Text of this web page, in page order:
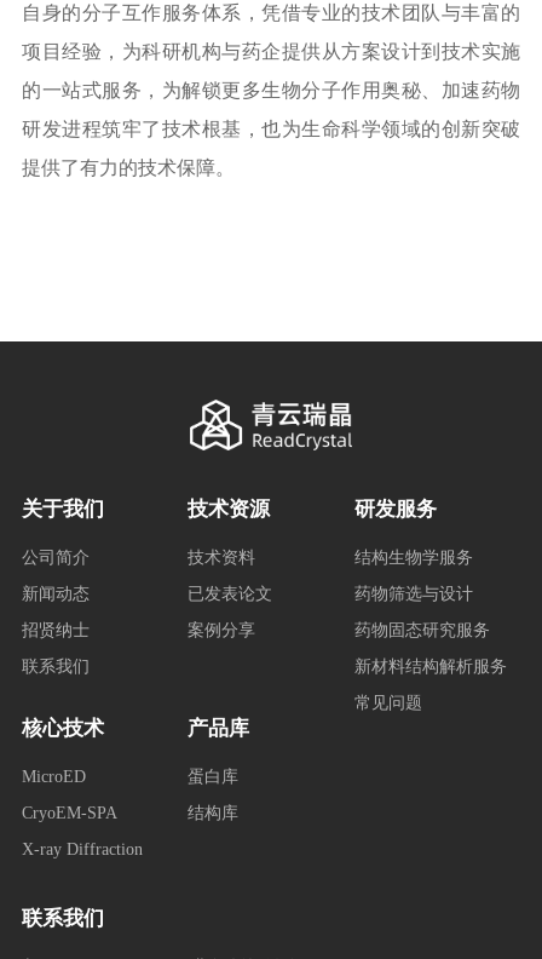
自身的分子互作服务体系，凭借专业的技术团队与丰富的
项目经验，为科研机构与药企提供从方案设计到技术实施
的一站式服务，为解锁更多生物分子作用奥秘、加速药物
研发进程筑牢了技术根基，也为生命科学领域的创新突破
提供了有力的技术保障。
研发服务
结构生物学服务
药物筛选与设计
药物固态研究服务
新材料结构解析服务
常见问题
产品库
蛋白库
结构库
核心技术
MicroED
CryoEM-SPA
X-ray Diffraction
技术资源
技术资料
已发表论文
案例分享
关于我们
公司简介
新闻动态
招贤纳士
联系我们
联系我们